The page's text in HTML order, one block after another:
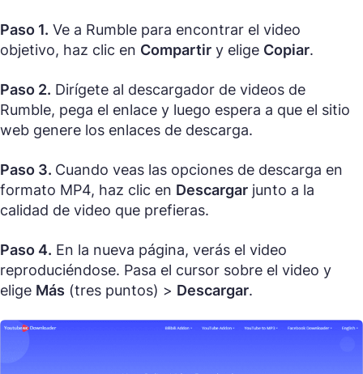
Paso 1. Ve a Rumble para encontrar el video
objetivo, haz clic en Compartir y elige Copiar.
Paso 2. Dirígete al descargador de videos de
Rumble, pega el enlace y luego espera a que el sitio
web genere los enlaces de descarga.
Paso 3. Cuando veas las opciones de descarga en
formato MP4, haz clic en Descargar junto a la
calidad de video que prefieras.
Paso 4. En la nueva página, verás el video
reproduciéndose. Pasa el cursor sobre el video y
elige Más (tres puntos) > Descargar.